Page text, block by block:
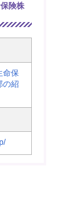
険株
命保
の紹